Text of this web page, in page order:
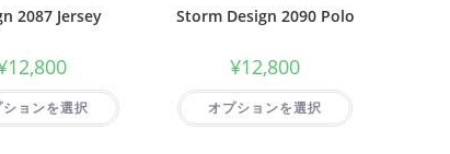
2087 Jersey
12,800
ションを選択
Storm Design 2090 Polo
¥12,800
オプションを選択